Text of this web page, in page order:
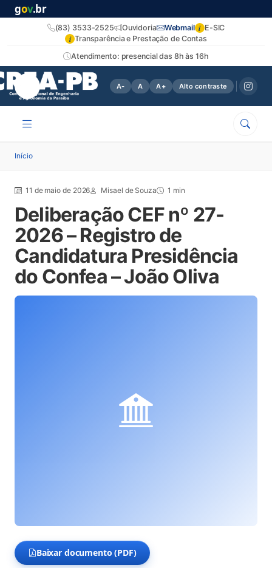
gov.br
Atendimento: presencial das 8h às 16h
(83) 3533-2525 Ouvidoria Webmail i E-SIC
i Transparência e Prestação de Contas
A- A A+ Alto contraste
Início
11 de maio de 2026 Misael de Souza 1 min
Deliberação CEF nº 27-
2026 – Registro de
Candidatura Presidência
do Confea – João Oliva
Baixar documento (PDF)
(abre em nova aba)